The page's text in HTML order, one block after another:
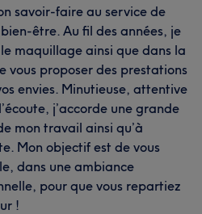
savoir-faire au service de
être. Au fil des années, je
maquillage ainsi que dans la
vous proposer des prestations
envies. Minutieuse, attentive
j’accorde une grande
mon travail ainsi qu’à
Mon objectif est de vous
dans une ambiance
pour que vous repartiez
!